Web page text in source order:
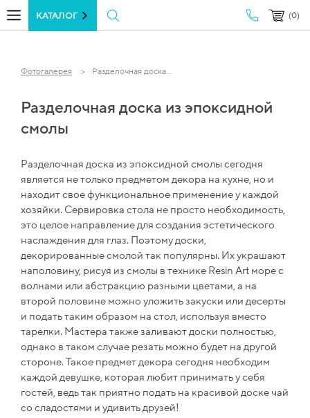
КАТАЛОГ (0)
Фотогалерея Разделочная доска...
Разделочная доска из эпоксидной
смолы
Разделочная доска из эпоксидной смолы сегодня
является не только предметом декора на кухне, но и
находит свое функциональное применение у каждой
хозяйки. Сервировка стола не просто необходимость,
это целое направление для создания эстетического
наслаждения для глаз. Поэтому доски,
декорированные смолой так популярны. Их украшают
наполовину, рисуя из смолы в технике Resin Art море с
волнами или абстракцию разными цветами, а на
второй половине можно уложить закуски или десерты
и подать таким образом на стол, используя вместо
тарелки. Мастера также заливают доски полностью,
однако в таком случае резать можно будет на другой
стороне. Такое предмет декора сегодня необходим
каждой девушке, которая любит принимать у себя
гостей, ведь так приятно подать на красивой доске чай
со сладостями и удивить друзей!